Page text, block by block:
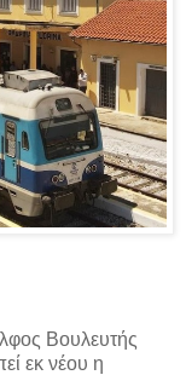
Βουλευτής
εκ νέου η